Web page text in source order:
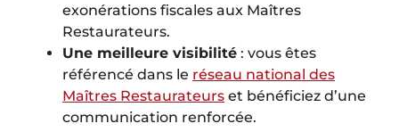
exonérations fiscales aux Maîtres
Restaurateurs.
Une meilleure visibilité : vous êtes
référencé dans le réseau national des
Maîtres Restaurateurs et bénéficiez d’une
communication renforcée.